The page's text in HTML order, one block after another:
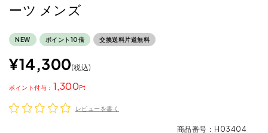
ーツ メンズ
NEW ポイント10倍 交換送料片道無料
¥14,300 税込
1,300
ポイント
レビューを書く
商品番号 H03404